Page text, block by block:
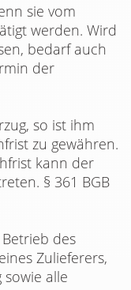
sie vom
werden. Wird
bedarf auch
der
so ist ihm
zu gewähren.
kann der
§ 361 BGB
des
Zulieferers,
alle